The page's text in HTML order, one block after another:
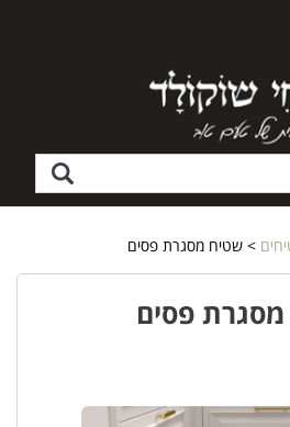
> שטיח מסגרת פסים
פסים